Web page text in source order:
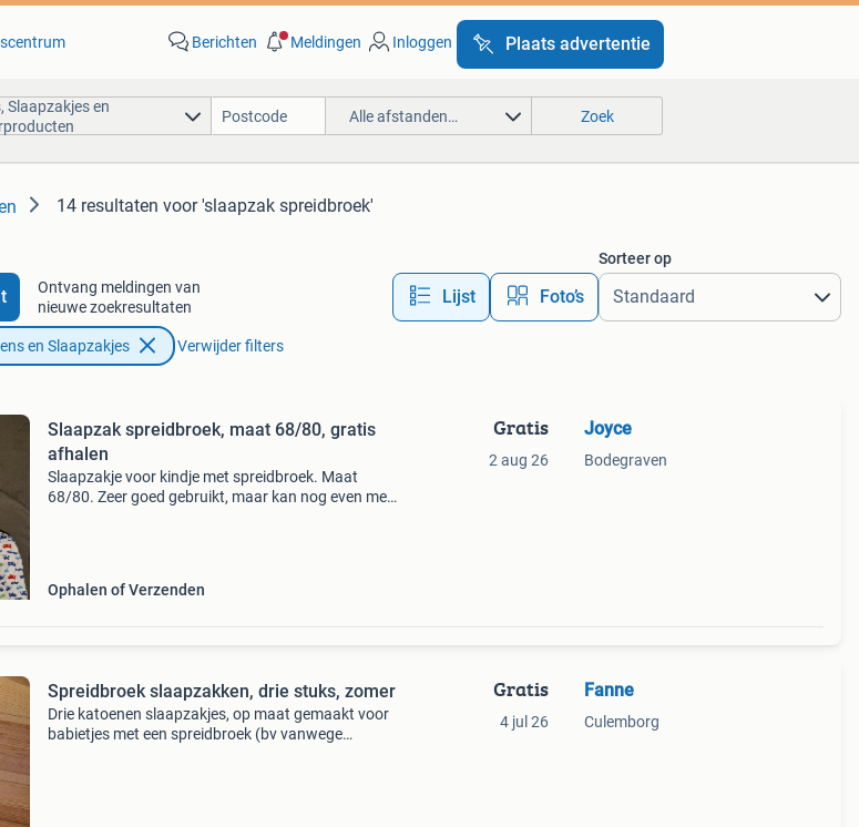
Berichten Meldingen Inloggen Plaats advertentie
Slaapzakjes en
Alle afstanden… Zoek
14 resultaten voor 'slaapzak spreidbroek'
Ontvang meldingen van
nieuwe zoekresultaten
Lijst Foto’s
Sorteer op
en Slaapzakjes Verwijder filters
Slaapzak spreidbroek, maat 68/80, gratis
afhalen
Slaapzakje voor kindje met spreidbroek. Maat
68/80. Zeer goed gebruikt, maar kan nog even mee.
Ophalen of Verzenden
Gratis
2 aug 26
Joyce
Bodegraven
Spreidbroek slaapzakken, drie stuks, zomer
Drie katoenen slaapzakjes, op maat gemaakt voor
babietjes met een spreidbroek (bv vanwege
Gratis
4 jul 26
Fanne
Culemborg